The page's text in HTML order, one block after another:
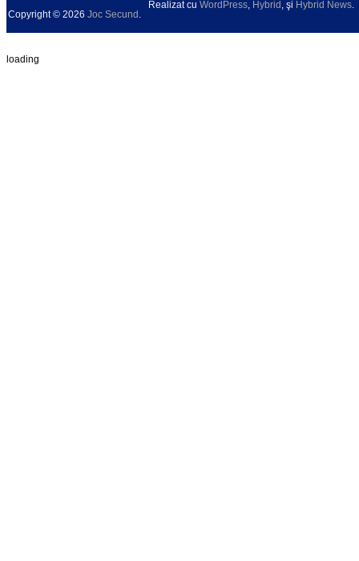
Copyright © 2026 Joc Secund .
Realizat cu WordPress, Hybrid , şi Hybrid News.
loading